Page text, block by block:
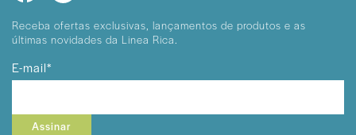
Receba ofertas exclusivas, lançamentos de produtos e as
últimas novidades da Linea Rica.
E-mail*
Assinar